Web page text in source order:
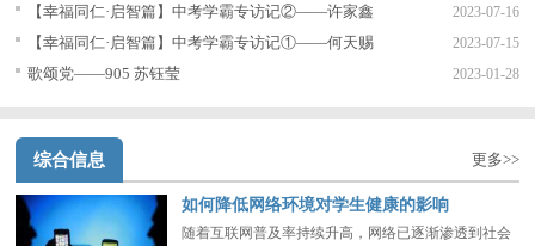
【幸福同仁·启智篇】中考学霸专访记②——许家鑫 2023-07-16
【幸福同仁·启智篇】中考学霸专访记①——何天赐 2023-07-15
歌颂党——905 苏钰莹 2023-01-28
综合信息 更多>>
如何降低网络环境对学生健康的影响
随着互联网普及率持续升高，网络已逐渐渗透到社会